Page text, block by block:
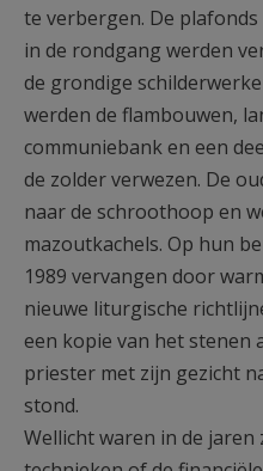
te verbergen. De
in de rondgang werden
de grondige
werden de flambouwen,
communiebank en een
de zolder verwezen. De
naar de schroothoop en
mazoutkachels. Op hun
1989 vervangen door
nieuwe liturgische
een kopie van het stenen
priester met zijn gezicht
stond.
Wellicht waren in de jaren